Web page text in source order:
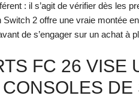
: il s’agit de vérifier dès les
Switch 2 offre une vraie montée
de s’engager sur un achat à
FC 26 VISE
DE